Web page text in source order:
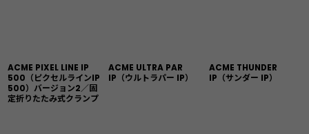
ACME PIXEL LINE IP
500（ピクセルラインIP
500）バージョン2／固
定折りたたみ式クランプ
ACME ULTRA PAR
IP（ウルトラパー IP）
ACME THUNDER
IP（サンダー IP）